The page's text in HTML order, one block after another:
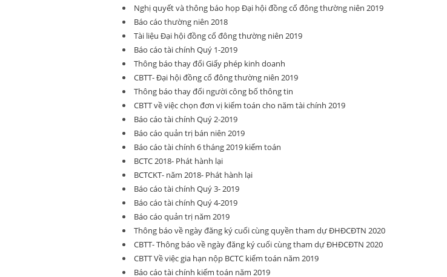
Nghị quyết và thông báo họp Đại hội đồng cổ đông thường niên 2019
Báo cáo thường niên 2018
Tài liệu Đại hội đồng cổ đông thường niên 2019
Báo cáo tài chính Quý 1-2019
Thông báo thay đổi Giấy phép kinh doanh
CBTT- Đại hội đồng cổ đông thường niên 2019
Thông báo thay đổi người công bố thông tin
CBTT về việc chọn đơn vị kiểm toán cho năm tài chính 2019
Báo cáo tài chính Quý 2-2019
Báo cáo quản trị bán niên 2019
Báo cáo tài chính 6 tháng 2019 kiểm toán
BCTC 2018- Phát hành lại
BCTCKT- năm 2018- Phát hành lại
Báo cáo tài chính Quý 3- 2019
Báo cáo tài chính Quý 4-2019
Báo cáo quản trị năm 2019
Thông báo về ngày đăng ký cuối cùng quyền tham dự ĐHĐCĐTN 2020
CBTT- Thông báo về ngày đăng ký cuối cùng tham dự ĐHĐCĐTN 2020
CBTT Về việc gia hạn nộp BCTC kiểm toán năm 2019
Báo cáo tài chính kiếm toán năm 2019